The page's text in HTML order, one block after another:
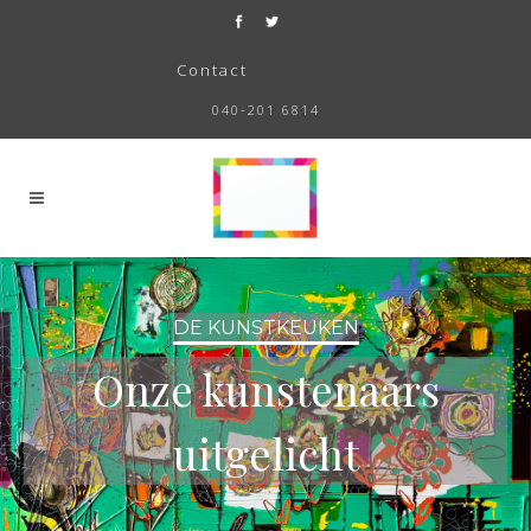
Contact
040-201 6814
DE KUNSTKEUKEN
Onze kunstenaars
uitgelicht